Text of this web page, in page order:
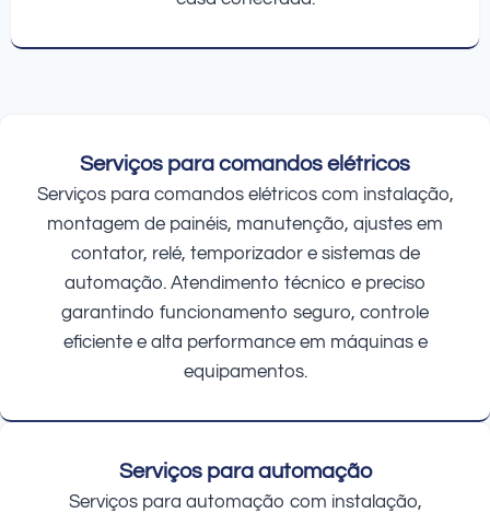
Serviços para comandos elétricos
Serviços para comandos elétricos com instalação,
montagem de painéis, manutenção, ajustes em
contator, relé, temporizador e sistemas de
automação. Atendimento técnico e preciso
garantindo funcionamento seguro, controle
eficiente e alta performance em máquinas e
equipamentos.
Serviços para automação
Serviços para automação com instalação,